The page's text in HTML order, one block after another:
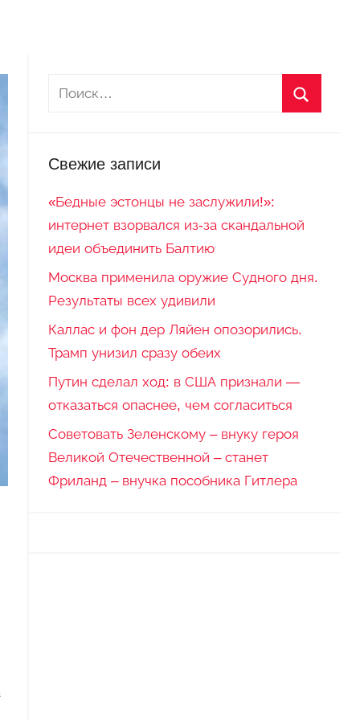
Свежие записи
«Бедные эстонцы не заслужили!»:
интернет взорвался из-за скандальной
идеи объединить Балтию
Москва применила оружие Судного дня.
Результаты всех удивили
Каллас и фон дер Ляйен опозорились.
Трамп унизил сразу обеих
Путин сделал ход: в США признали —
отказаться опаснее, чем согласиться
Советовать Зеленскому – внуку героя
Великой Отечественной – станет
Фриланд – внучка пособника Гитлера